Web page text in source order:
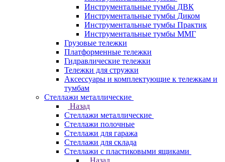
Инструментальные тумбы ДВК
Инструментальные тумбы Диком
Инструментальные тумбы Практик
Инструментальные тумбы ММГ
Грузовые тележки
Платформенные тележки
Гидравлические тележки
Тележки для стружки
Аксесcуары и комплектующие к тележкам и
тумбам
Стеллажи металлические
Назад
Стеллажи металлические
Стеллажи полочные
Стеллажи для гаража
Стеллажи для склада
Стеллажи с пластиковыми ящиками
Назад